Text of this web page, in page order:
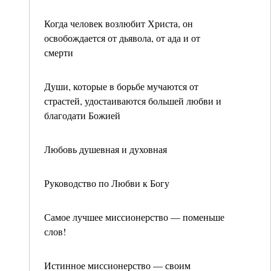
Когда человек возлюбит Христа, он
освобождается от дьявола, от ада и от
смерти
Души, которые в борьбе мучаются от
страстей, удостаиваются большей любви и
благодати Божией
Любовь душевная и духовная
Руководство по Любви к Богу
Самое лучшее миссионерство — поменьше
слов!
Истинное миссионерство — своим